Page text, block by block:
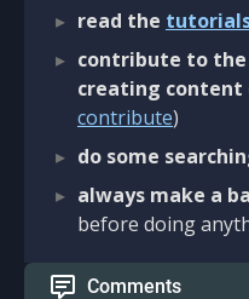
read the
contribute to
creating
contribute)
do some
always make a
before doing
Comments